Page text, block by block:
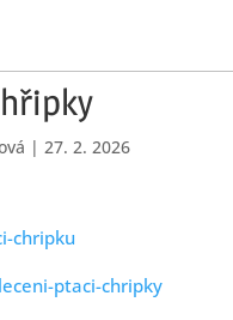
| 27. 2. 2026
chripku
ptaci-chripky